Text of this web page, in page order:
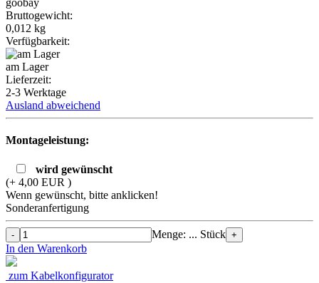
Bruttogewicht:
0,012 kg
Verfügbarkeit:
am Lager
Lieferzeit:
2-3 Werktage
Ausland abweichend
Montageleistung:
wird gewünscht
(+ 4,00 EUR )
Wenn gewünscht, bitte anklicken!
Sonderanfertigung
- Menge: ... Stück +
In den Warenkorb
zum Kabelkonfigurator